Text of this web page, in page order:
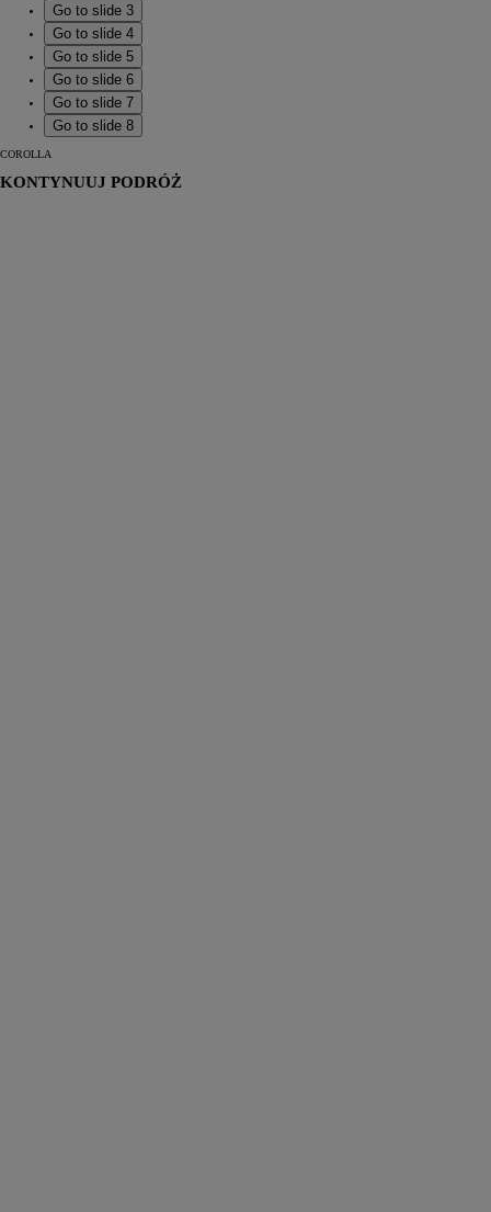
Go to slide 3
Go to slide 4
Go to slide 5
Go to slide 6
Go to slide 7
Go to slide 8
COROLLA
KONTYNUUJ PODRÓŻ